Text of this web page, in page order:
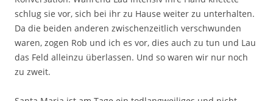
schlug sie vor, sich bei ihr zu Hause weiter zu unterhalten.
Da die beiden anderen zwischenzeitlich verschwunden
waren, zogen Rob und ich es vor, dies auch zu tun und Lau
das Feld alleinzu überlassen. Und so waren wir nur noch
zu zweit.